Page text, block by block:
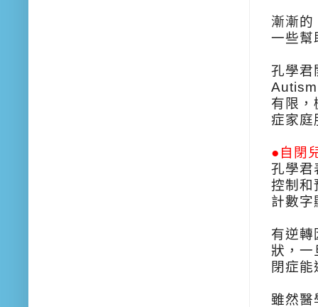
漸漸的
一些幫
孔學君
有限，
症家庭
●自閉
孔學君
控制
計數字
有逆轉
狀，一
閉症
雖然醫